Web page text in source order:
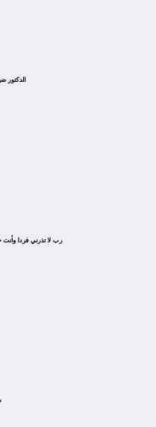
الدكتور
ﺭﺏ ﻻ ﺗﺬﺭﻧﻲ ﻓﺮﺩﺍ ﻭﺃﻧﺖ